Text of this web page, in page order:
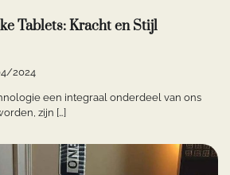
Tablets: Kracht en Stijl
2024
een integraal onderdeel van ons
zijn […]